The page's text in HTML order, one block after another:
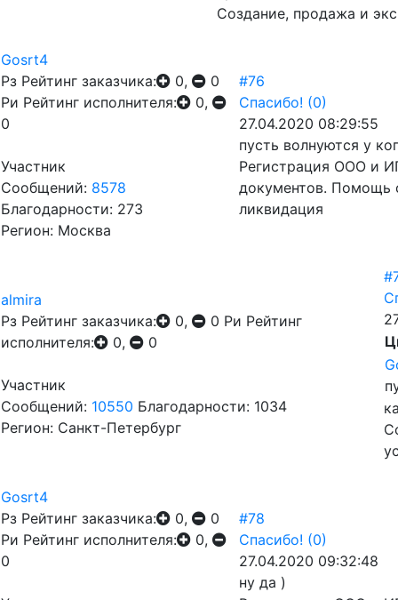
Создание, продажа и
Gosrt4
Рз Рейтинг заказчика: 0,
0
Ри Рейтинг исполнителя:
0,
0
Участник
Сообщений: 8578
Благодарности: 273
Регион: Москва
#76
Спасибо! (0)
27.04.2020 08:29:55
пусть волнуются у
Регистрация ООО и
документов. Помощь
ликвидация
almira
Рз Рейтинг заказчика: 0, 0 Ри Рейтинг
исполнителя:
0, 0
Участник
Сообщений: 10550 Благодарности: 1034
Регион: Санкт-Петербург
Gosrt4
Рз Рейтинг заказчика: 0,
0
Ри Рейтинг исполнителя:
0,
0
#78
Спасибо! (0)
27.04.2020 09:32:48
ну да )